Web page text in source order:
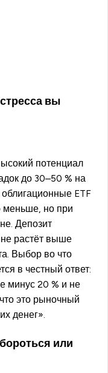
вы
потенциал
до 30–50 % на
ETF
меньше, но при
Депозит
не растёт выше
Выбор во что
в честный ответ:
минус 20 % и не
это рыночный
денег».
или